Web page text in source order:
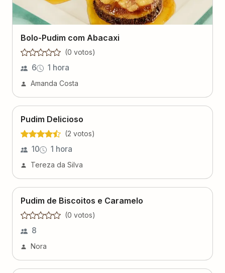
Bolo-Pudim com Abacaxi
(0 votos)
6 1 hora
Amanda Costa
Pudim Delicioso
(2 votos)
10 1 hora
Tereza da Silva
Pudim de Biscoitos e Caramelo
(0 votos)
8
Nora